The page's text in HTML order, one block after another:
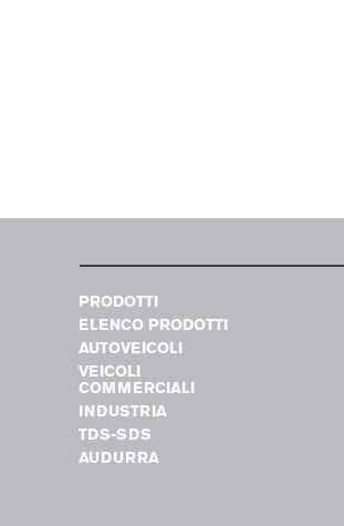
PRODOTTI
ELENCO PRODOTTI
AUTOVEICOLI
VEICOLI
COMMERCIALI
INDUSTRIA
TDS-SDS
AUDURRA